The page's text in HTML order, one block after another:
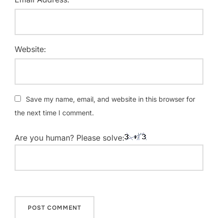
Website:
Save my name, email, and website in this browser for
the next time I comment.
Are you human? Please solve: